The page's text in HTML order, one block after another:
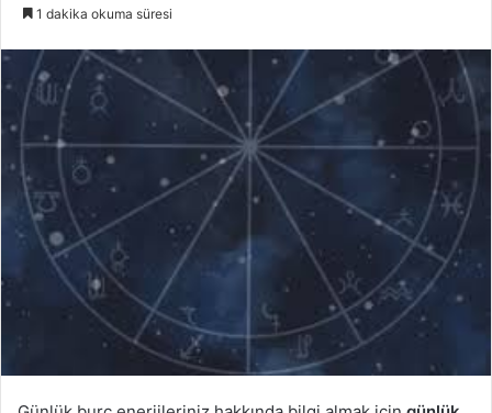
p
t
ö
d
e
r
m
1 dakika okuma süresi